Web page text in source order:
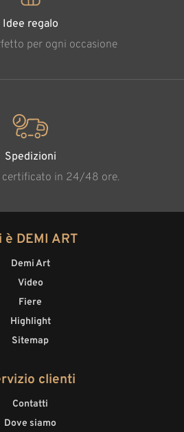
Idee regalo
per ogni occasione
Spedizioni
certificato in 24/48 ore.
è DEMI ART
Demi Art
Video
Fiere
Highlight
Sitemap
clienti
Contatti
Dove siamo